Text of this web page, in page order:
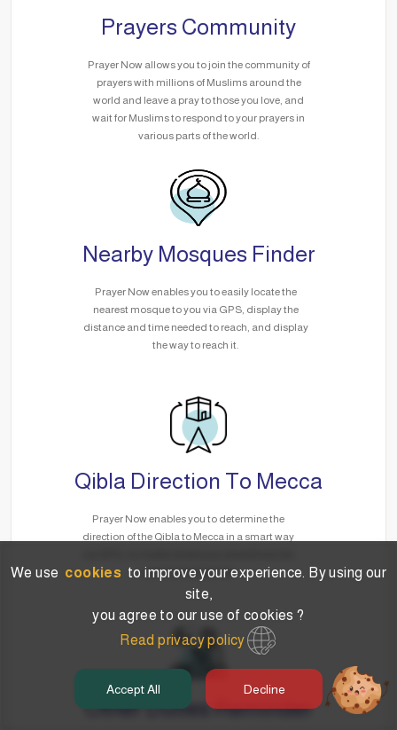
Prayers Community
Prayer Now allows you to join the community of
prayers with millions of Muslims around the
world and leave a pray to those you love, and
wait for Muslims to respond to your prayers in
various parts of the world.
Nearby Mosques Finder
Prayer Now enables you to easily locate the
nearest mosque to you via GPS, display the
distance and time needed to reach, and display
the way to reach it.
Qibla Direction To Mecca
Prayer Now enables you to determine the
direction of the Qibla to Mecca in a smart way
need for the Internet.
Other Duties Reminder
We use cookies to improve your experience. By using our
site,
you agree to our use of cookies ?
Read privacy policy
Accept All Decline